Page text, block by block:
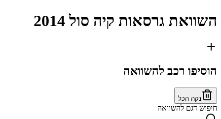
השוואת גרסאות קיה סול 2014
הוסיפו רכב להשוואה
נקה הכל
חיפוש דגם להשוואה